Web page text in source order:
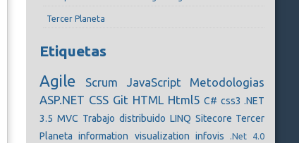
Tercer Planeta
Etiquetas
Agile Scrum JavaScript Metodologias
ASP.NET CSS Git HTML Html5 C# css3.NET
3.5MVC Trabajo distribuido LINQ Sitecore Tercer
Planetainformation visualization infovis
.Net 4.0